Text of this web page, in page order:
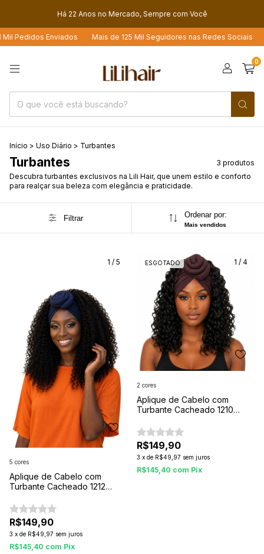
Há 22 Anos no Mercado, Sempre com Você
Enviados Mais de 125 Mil Seguidores nas Redes Sociais
0
Início > Uso Diário > Turbantes
Turbantes
3 produtos
Descubra turbantes exclusivos na Lili Hair, que unem estilo e conforto
para realçar sua beleza com elegância e praticidade.
Filtrar Ordenar por:
Mais vendidos
1 / 5
Aplique de Cabelo com
Turbante Cacheado 1212
Confiança Todos os Dias
R$149,90
3 x de R$49,97 sem juros
R$145,40 com Pix
5 cores
1 / 4
ESGOTADO
Aplique de Cabelo com
Turbante Cacheado 1210
Autoestima em Minutos
R$149,90
3 x de R$49,97 sem juros
R$145,40 com Pix
2 cores